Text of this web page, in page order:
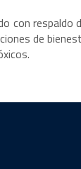
con respaldo
de